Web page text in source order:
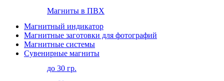
Магниты в ПВХ
Магнитный индикатор
Магнитные заготовки для фотографий
Магнитные системы
Сувенирные магниты
до 30 гр.